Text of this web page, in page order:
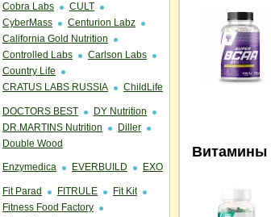
Cobra Labs
CULT
CyberMass
Centurion Labz
California Gold Nutrition
Controlled Labs
Carlson Labs
Country Life
CRATUS LABS RUSSIA
ChildLife
DOCTORS BEST
DY Nutrition
DR.MARTINS Nutrition
Diller
Double Wood
Enzymedica EVERBUILD EXO
Fit Parad FITRULE
Fit Kit
Fitness Food Factory
Витамины